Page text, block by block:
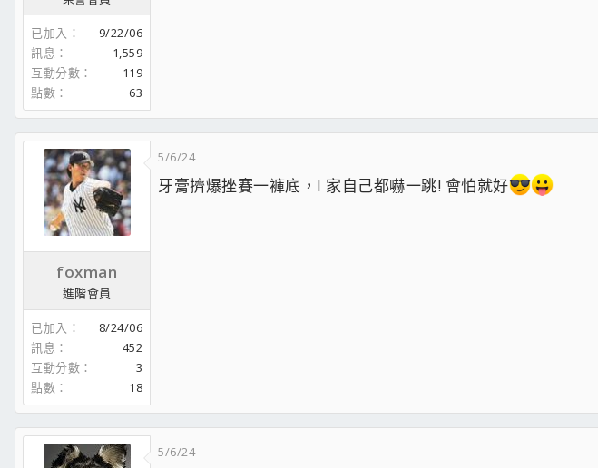
已加入
9/22/06
訊息
1,559
互動分數
119
點數
63
foxman
進階會員
已加入
8/24/06
訊息
452
互動分數
3
點數
18
5/6/24
牙膏擠爆挫賽一褲底，I 家自己都嚇一跳! 會怕就好
5/6/24